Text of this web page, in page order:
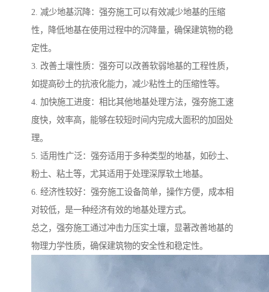
2. 减少地基沉降：强夯施工可以有效减少地基的压缩
性，降低地基在使用过程中的沉降量，确保建筑物的稳
定性。
3. 改善土壤性质：强夯可以改善软弱地基的工程性质，
如提高砂土的抗液化能力，减少粘性土的压缩性等。
4. 加快施工进度：相比其他地基处理方法，强夯施工速
度快，效率高，能够在较短时间内完成大面积的加固处
理。
5. 适用性广泛：强夯适用于多种类型的地基，如砂土、
粉土、粘土等，尤其适用于处理深厚软土地基。
6. 经济性较好：强夯施工设备简单，操作方便，成本相
对较低，是一种经济有效的地基处理方式。
总之，强夯施工通过冲击力压实土壤，显著改善地基的
物理力学性质，确保建筑物的安全性和稳定性。